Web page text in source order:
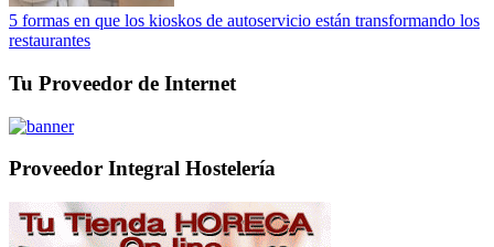
5 formas en que los kioskos de autoservicio están transformando los
restaurantes
Tu Proveedor de Internet
Proveedor Integral Hostelería